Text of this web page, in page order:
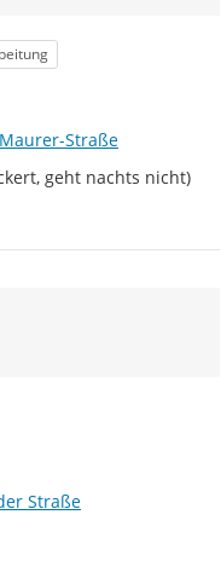
Straße
geht nachts nicht)
Straße